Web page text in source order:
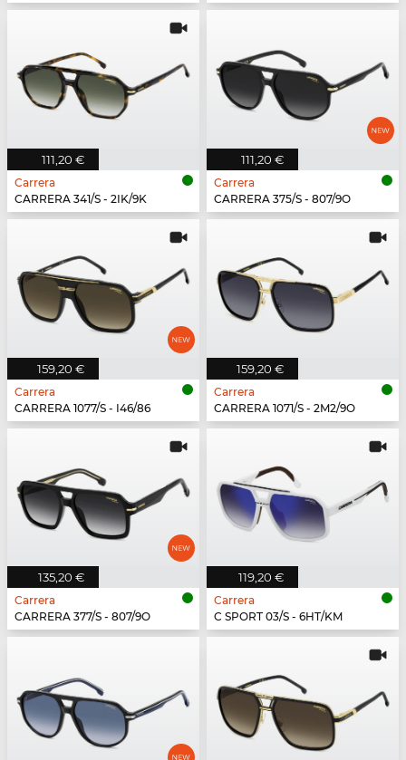
111,20 €
Carrera
CARRERA 341/S - 2IK/9K
111,20 €
Carrera
CARRERA 375/S - 807/9O
159,20 €
Carrera
CARRERA 1077/S - I46/86
159,20 €
Carrera
CARRERA 1071/S - 2M2/9O
135,20 €
Carrera
CARRERA 377/S - 807/9O
119,20 €
Carrera
C SPORT 03/S - 6HT/KM